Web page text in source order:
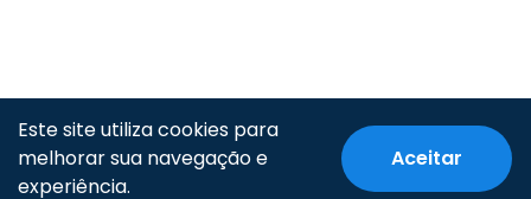
© Todos os direitos reservados.
Este site utiliza cookies para
melhorar sua navegação e
experiência.
Aceitar